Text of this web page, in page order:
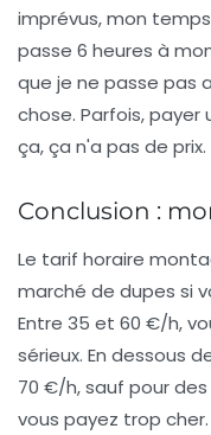
imprévus, mon
passe 6 heures à
que je ne passe pas
chose. Parfois,
ça, ça n'a pas de prix.
Conclusion :
Le tarif horaire
marché de dupes si
Entre 35 et 60 €/h,
sérieux. En dessous
70 €/h, sauf pour
vous payez trop